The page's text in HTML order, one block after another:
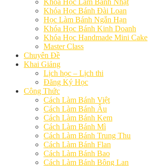
Khóa Học Làm Bánh Nhật
Khóa Học Bánh Đài Loan
Học Làm Bánh Ngắn Hạn
Khóa Học Bánh Kinh Doanh
Khóa Học Handmade Mini Cake
Master Class
Chuyên Đề
Khai Giảng
Lịch học – Lịch thi
Đăng Ký Học
Công Thức
Cách Làm Bánh Việt
Cách Làm Bánh Âu
Cách Làm Bánh Kem
Cách Làm Bánh Mì
Cách Làm Bánh Trung Thu
Cách Làm Bánh Flan
Cách Làm Bánh Bao
Cách Làm Bánh Bông Lan